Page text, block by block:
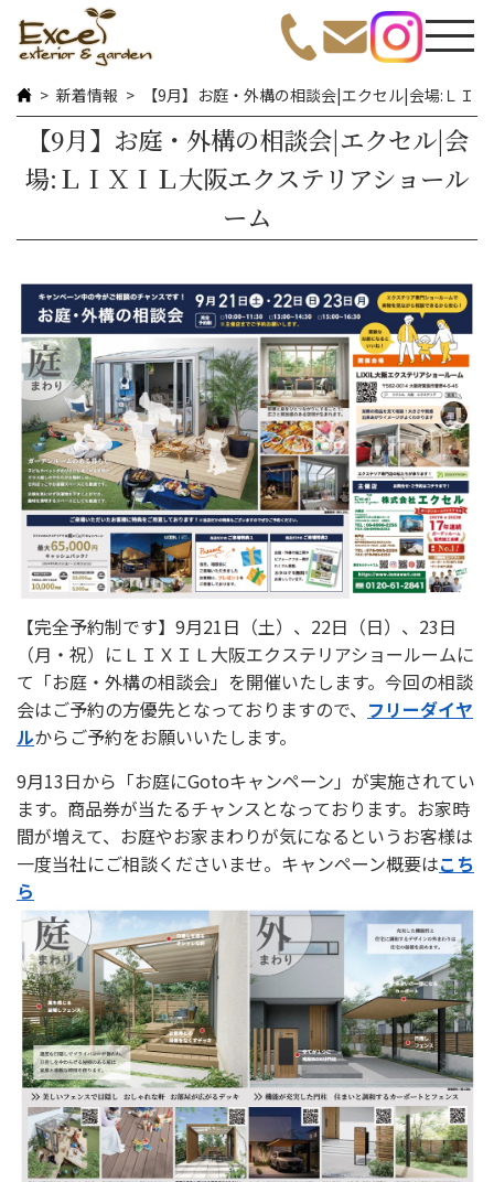
選ばれる理由
新着情報
施工事例
ショールーム案内
会社概要
受付時間：9:00～18:00 定休日：水曜日
新着情報 【9月】お庭・外構の相談会|エクセル|会場:ＬＩ
【9月】お庭・外構の相談会|エクセル|会
場:ＬＩＸＩＬ大阪エクステリアショール
ーム
【完全予約制です】9月21日（土）、22日（日）、23日
（月・祝）にＬＩＸＩＬ大阪エクステリアショールームに
て「お庭・外構の相談会」を開催いたします。今回の相談
会はご予約の方優先となっておりますので、 フリーダイヤ
ルからご予約をお願いいたします。
9月13日から「お庭にGotoキャンペーン」が実施されてい
ます。商品券が当たるチャンスとなっております。お家時
間が増えて、お庭やお家まわりが気になるというお客様は
一度当社にご相談くださいませ。キャンペーン概要はこち
ら